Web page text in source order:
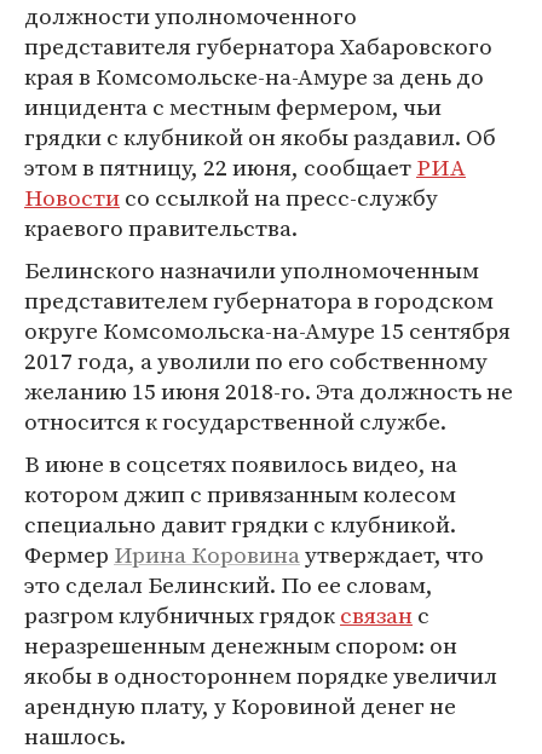
должности уполномоченного
представителя губернатора Хабаровского
края в Комсомольске-на-Амуре за день до
инцидента с местным фермером, чьи
грядки с клубникой он якобы раздавил. Об
этом в пятницу, 22 июня, сообщаетРИА
Новостисо ссылкой на пресс-службу
краевого правительства.
Белинского назначили уполномоченным
представителем губернатора в городском
округе Комсомольска-на-Амуре 15 сентября
2017 года, а уволили по его собственному
желанию 15 июня 2018-го. Эта должность не
относится к государственной службе.
В июне в соцсетях появилось видео, на
котором джип с привязанным колесом
специально давит грядки с клубникой.
Фермер Ирина Коровинаутверждает, что
это сделал Белинский. По ее словам,
разгром клубничных грядоксвязанс
неразрешенным денежным спором: он
якобы в одностороннем порядке увеличил
арендную плату, у Коровиной денег не
нашлось.